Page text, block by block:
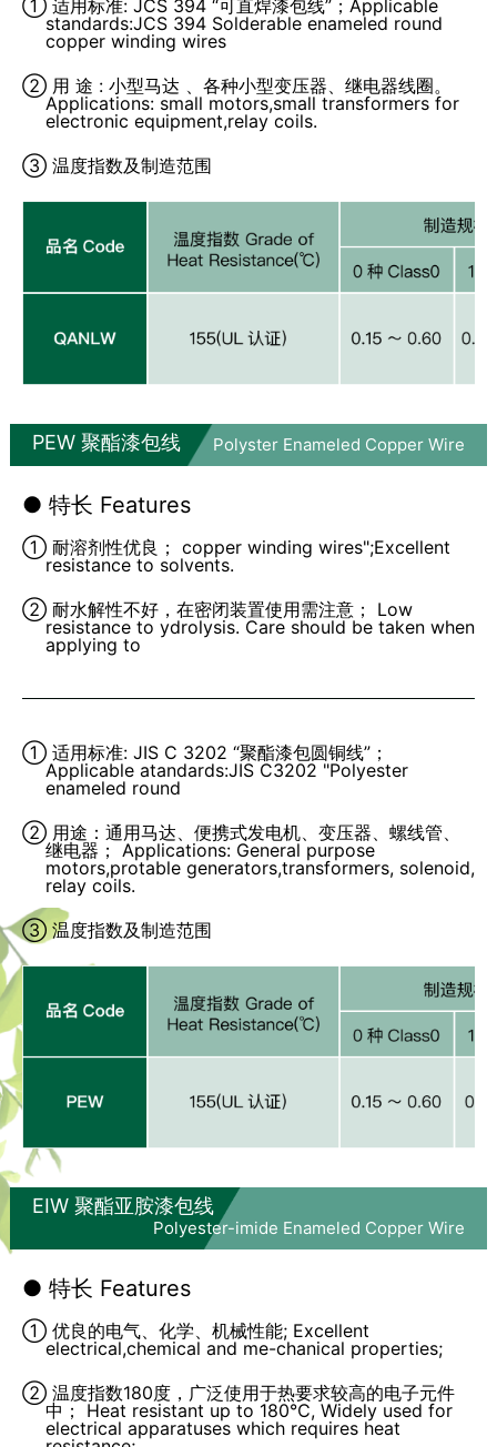
① 适用标准: JCS 394 “可直焊漆包线”；Applicable
standards:JCS 394 Solderable enameled round
copper winding wires
② 用 途 : 小型马达 、各种小型变压器、继电器线圈。
Applications: small motors,small transformers for
electronic equipment,relay coils.
③ 温度指数及制造范围
PEW 聚酯漆包线 Polyster Enameled Copper Wire
● 特长 Features
① 耐溶剂性优良； copper winding wires";Excellent
resistance to solvents.
② 耐水解性不好，在密闭装置使用需注意； Low
resistance to ydrolysis. Care should be taken when
applying to
① 适用标准: JIS C 3202 “聚酯漆包圆铜线”；
Applicable atandards:JIS C3202 "Polyester
enameled round
② 用途：通用马达、便携式发电机、变压器、螺线管、
继电器； Applications: General purpose
motors,protable generators,transformers, solenoid,
relay coils.
③ 温度指数及制造范围
EIW 聚酯亚胺漆包线
Polyester-imide Enameled Copper Wire
● 特长 Features
① 优良的电气、化学、机械性能; Excellent
electrical,chemical and me-chanical properties;
② 温度指数180度，广泛使用于热要求较高的电子元件
中； Heat resistant up to 180℃, Widely used for
electrical apparatuses which requires heat